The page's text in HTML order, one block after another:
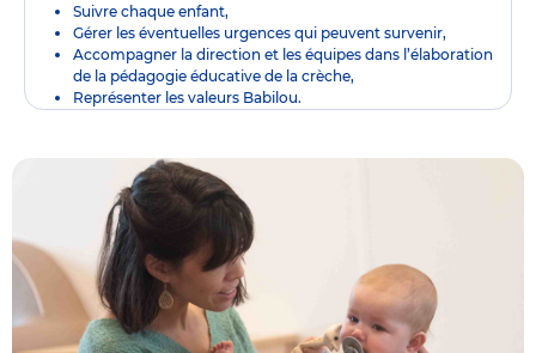
Suivre chaque enfant,
Gérer les éventuelles urgences qui peuvent survenir,
Accompagner la direction et les équipes dans l’élaboration
de la pédagogie éducative de la crèche,
Représenter les valeurs Babilou.